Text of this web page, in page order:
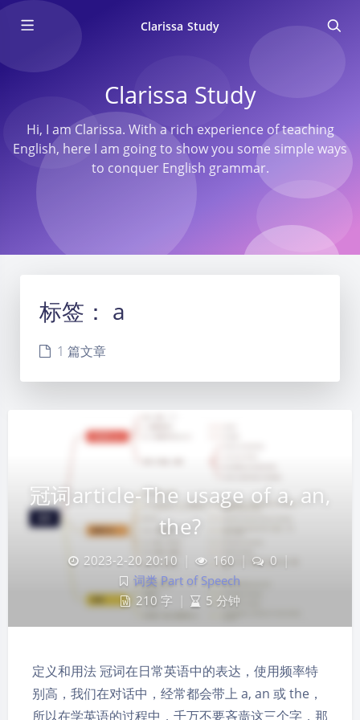
Clarissa Study
Clarissa Study
Hi, I am Clarissa. With a rich experience of teaching
English, here I am going to show you some simple ways
to conquer English grammar.
标签： a
1 篇文章
冠词article-The usage of a, an,
the?
2023-2-20 20:10 160 0
词类 Part of Speech
210 字
5 分钟
定义和用法 冠词在日常英语中的表达，使用频率特
别高，我们在对话中，经常都会带上 a, an 或 the，
所以在学英语的过程中，千万不要吝啬这三个字，那